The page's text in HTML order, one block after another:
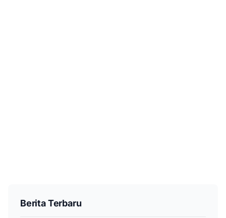
Berita Terbaru